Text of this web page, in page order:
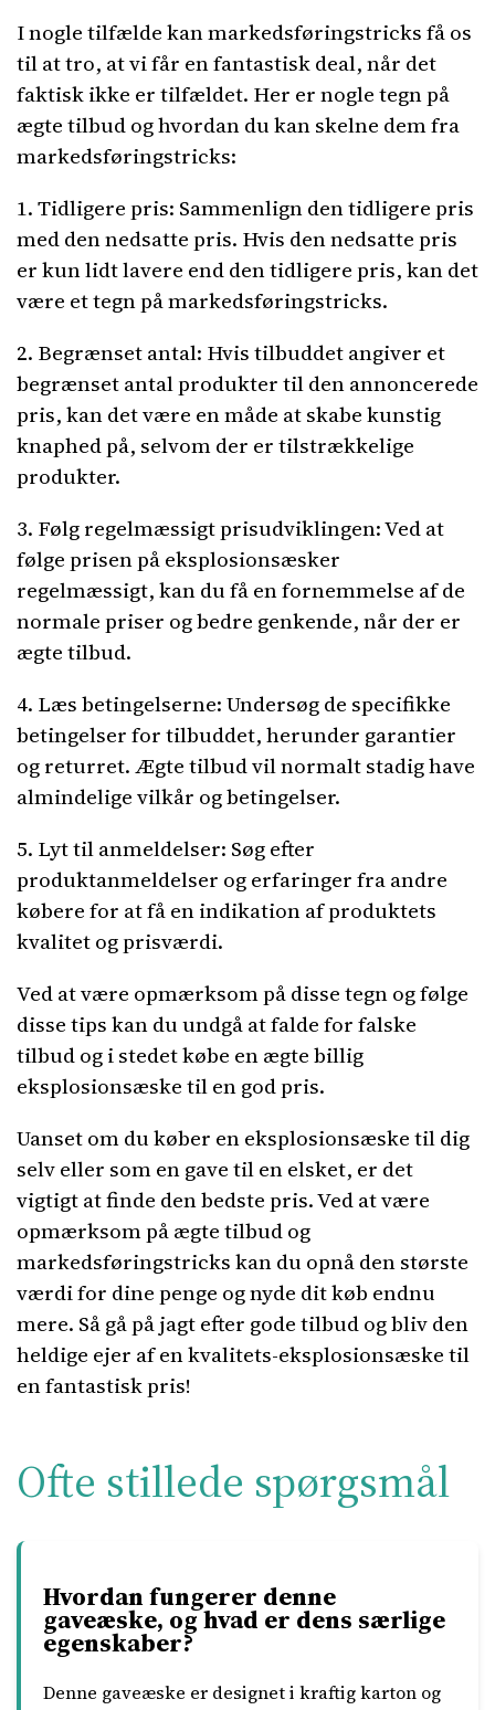
I nogle tilfælde kan markedsføringstricks få os
til at tro, at vi får en fantastisk deal, når det
faktisk ikke er tilfældet. Her er nogle tegn på
ægte tilbud og hvordan du kan skelne dem fra
markedsføringstricks:
1. Tidligere pris: Sammenlign den tidligere pris
med den nedsatte pris. Hvis den nedsatte pris
er kun lidt lavere end den tidligere pris, kan det
være et tegn på markedsføringstricks.
2. Begrænset antal: Hvis tilbuddet angiver et
begrænset antal produkter til den annoncerede
pris, kan det være en måde at skabe kunstig
knaphed på, selvom der er tilstrækkelige
produkter.
3. Følg regelmæssigt prisudviklingen: Ved at
følge prisen på eksplosionsæsker
regelmæssigt, kan du få en fornemmelse af de
normale priser og bedre genkende, når der er
ægte tilbud.
4. Læs betingelserne: Undersøg de specifikke
betingelser for tilbuddet, herunder garantier
og returret. Ægte tilbud vil normalt stadig have
almindelige vilkår og betingelser.
5. Lyt til anmeldelser: Søg efter
produktanmeldelser og erfaringer fra andre
købere for at få en indikation af produktets
kvalitet og prisværdi.
Ved at være opmærksom på disse tegn og følge
disse tips kan du undgå at falde for falske
tilbud og i stedet købe en ægte billig
eksplosionsæske til en god pris.
Uanset om du køber en eksplosionsæske til dig
selv eller som en gave til en elsket, er det
vigtigt at finde den bedste pris. Ved at være
opmærksom på ægte tilbud og
markedsføringstricks kan du opnå den største
værdi for dine penge og nyde dit køb endnu
mere. Så gå på jagt efter gode tilbud og bliv den
heldige ejer af en kvalitets-eksplosionsæske til
en fantastisk pris!
Ofte stillede spørgsmål
Hvordan fungerer denne
gaveæske, og hvad er dens særlige
egenskaber?
Denne gaveæske er designet i kraftig karton og